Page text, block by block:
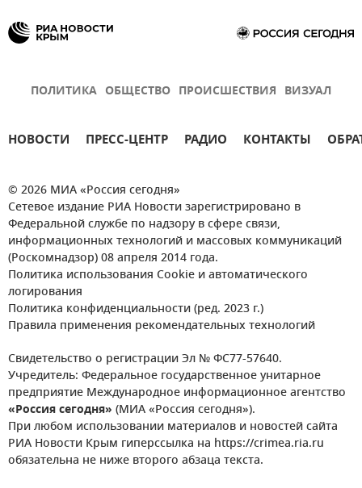
ПОЛИТИКА ОБЩЕСТВО ПРОИСШЕСТВИЯ ВИЗУАЛ
НОВОСТИ ПРЕСС-ЦЕНТР РАДИО КОНТАКТЫ
© 2026 МИА «Россия сегодня»
Сетевое издание РИА Новости зарегистрировано в
Федеральной службе по надзору в сфере связи,
информационных технологий и массовых коммуникаций
(Роскомнадзор) 08 апреля 2014 года.
Политика использования Cookie и автоматического
логирования
Политика конфиденциальности (ред. 2023 г.)
Правила применения рекомендательных технологий
Свидетельство о регистрации Эл № ФС77-57640.
Учредитель: Федеральное государственное унитарное
предприятие Международное информационное агентство
«Россия сегодня» (МИА «Россия сегодня»).
При любом использовании материалов и новостей сайта
РИА Новости Крым гиперссылка на https://crimea.ria.ru
обязательна не ниже второго абзаца текста.